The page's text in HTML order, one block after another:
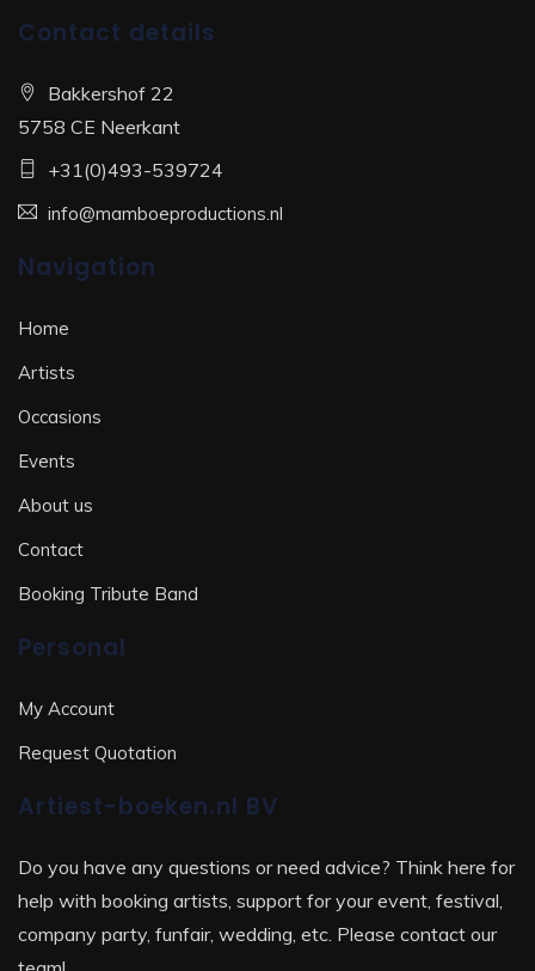
Contact details
Bakkershof 22
5758 CE Neerkant
+31(0)493-539724
info@mamboeproductions.nl
Navigation
Home
Artists
Occasions
Events
About us
Contact
Booking Tribute Band
Personal
My Account
Request Quotation
Artiest-boeken.nl BV
Do you have any questions or need advice? Think here for
help with booking artists, support for your event, festival,
company party, funfair, wedding, etc. Please contact our